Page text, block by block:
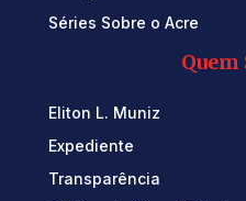
Séries Sobre o Acre
Quem
Eliton L. Muniz
Expediente
Transparência